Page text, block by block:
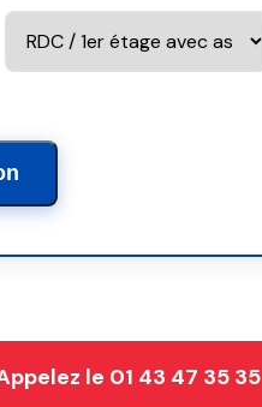
le 01 43 47 35 35